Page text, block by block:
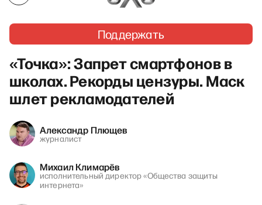
Поддержать
«Точка»: Запрет смартфонов в
школах. Рекорды цензуры. Маск
шлет рекламодателей
Александр Плющев
журналист
Михаил Климарёв
исполнительный директор «Общества защиты
интернета»